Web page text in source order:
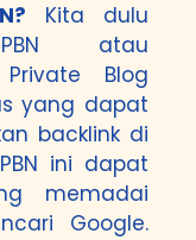
Kita dulu
atau
Blog
yang dapat
backlink di
ini dapat
memadai
Google.